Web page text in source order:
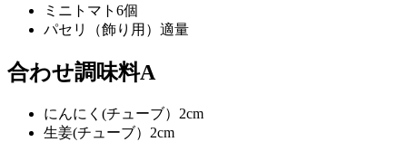
ミニトマト 6個
パセリ（飾り用） 適量
合わせ調味料A
にんにく(チューブ） 2cm
生姜(チューブ） 2cm